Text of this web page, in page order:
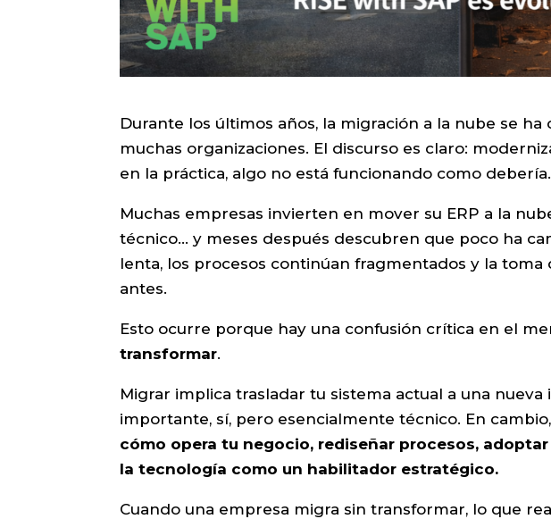
Durante los últimos años, la migración a la nube se
muchas organizaciones. El discurso es claro:
en la práctica, algo no está funcionando como debería.
Muchas empresas invierten en mover su ERP a la
técnico… y meses después descubren que poco ha
lenta, los procesos continúan fragmentados y la toma
antes.
Esto ocurre porque hay una confusión crítica en el
transformar.
Migrar implica trasladar tu sistema actual a una nueva
importante, sí, pero esencialmente técnico. En
cómo opera tu negocio, rediseñar procesos,
la tecnología como un habilitador estratégico.
Cuando una empresa migra sin transformar, lo que